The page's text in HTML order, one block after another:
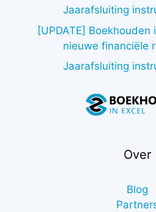
Jaarafsluiting
[UPDATE] Boekhouden
nieuwe financiële
Jaarafsluiting
Over
Blog